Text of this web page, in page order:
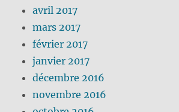
avril 2017
mars 2017
février 2017
janvier 2017
décembre 2016
novembre 2016